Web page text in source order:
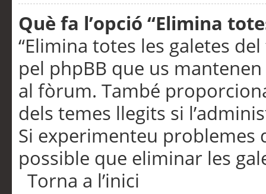
Què fa l’opció “Elimina
“Elimina totes les galetes
pel phpBB que us
al fòrum. També
dels temes llegits si
Si experimenteu problemes
possible que eliminar les
Torna a l’inici